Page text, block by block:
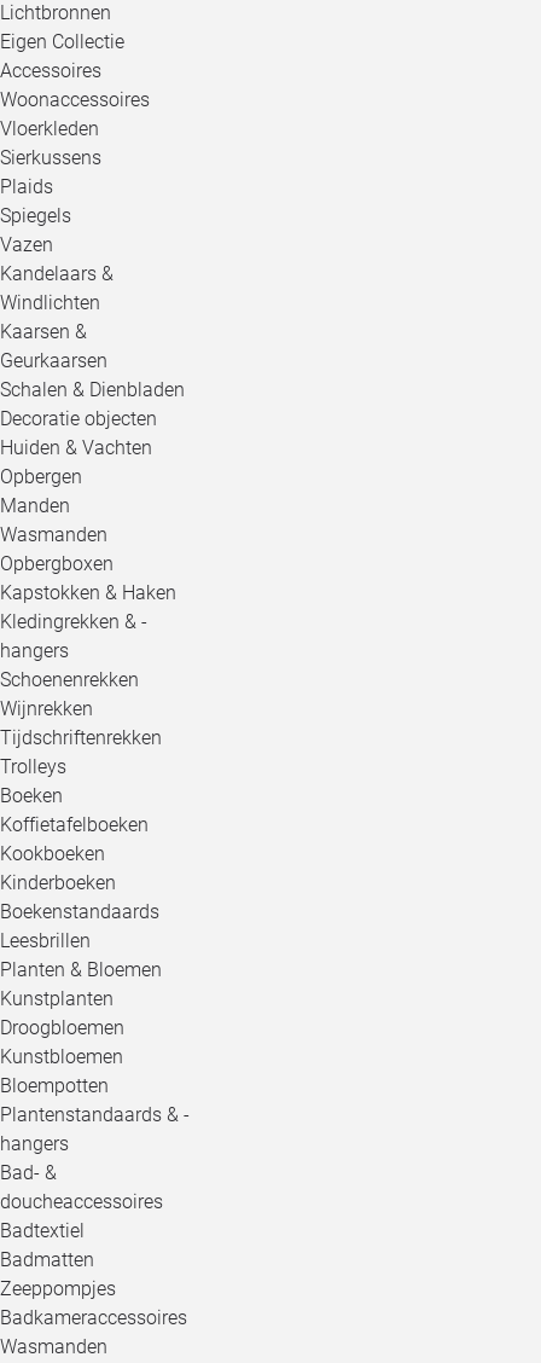
Lichtbronnen
Eigen Collectie
Accessoires
Woonaccessoires
Vloerkleden
Sierkussens
Plaids
Spiegels
Vazen
Kandelaars &
Windlichten
Kaarsen &
Geurkaarsen
Schalen & Dienbladen
Decoratie objecten
Huiden & Vachten
Opbergen
Manden
Wasmanden
Opbergboxen
Kapstokken & Haken
Kledingrekken & -
hangers
Schoenenrekken
Wijnrekken
Tijdschriftenrekken
Trolleys
Boeken
Koffietafelboeken
Kookboeken
Kinderboeken
Boekenstandaards
Leesbrillen
Planten & Bloemen
Kunstplanten
Droogbloemen
Kunstbloemen
Bloempotten
Plantenstandaards & -
hangers
Bad- &
doucheaccessoires
Badtextiel
Badmatten
Zeeppompjes
Badkameraccessoires
Wasmanden